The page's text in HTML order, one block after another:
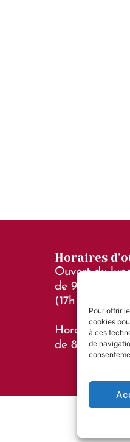
Pour offrir
cookies
à ces
de
Horaires
Ouvert du
de 9h à
(17h le
Horaires en
de 8h à 15h